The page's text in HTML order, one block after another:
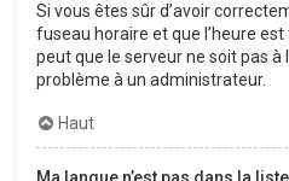
Si vous êtes sûr d’avoir
fuseau horaire et que l’heure
peut que le serveur ne soit pas à
problème à un administrateur.
Haut